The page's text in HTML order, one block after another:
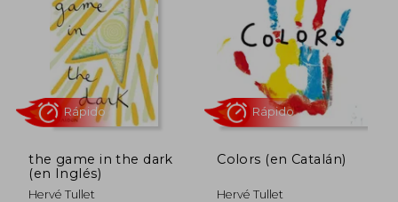
5%
dcto.
13,00 €
12,35 €
5%
dcto.
the game in the dark
(en Inglés)
Hervé Tullet
Colors (en Catalán)
Hervé Tullet